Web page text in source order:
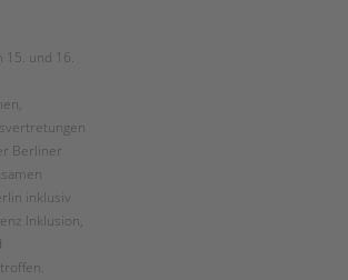
15. und 16.
Berliner
inklusiv
Inklusion,